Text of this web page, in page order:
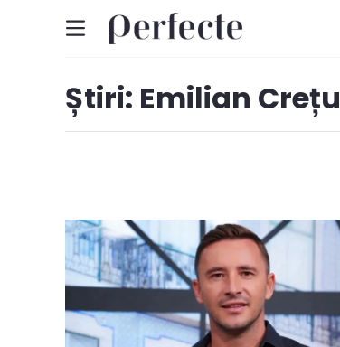
Știri: Emilian Crețu